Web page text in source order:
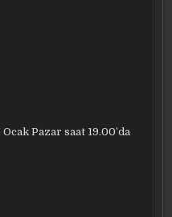
Pazar saat 19.00’da